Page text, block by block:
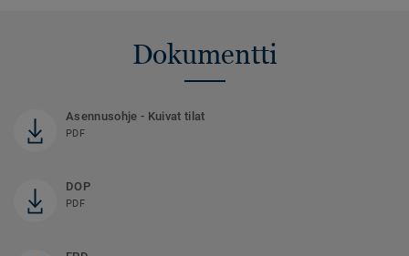
Dokumentti
Asennusohje - Kuivat tilat
PDF
DOP
PDF